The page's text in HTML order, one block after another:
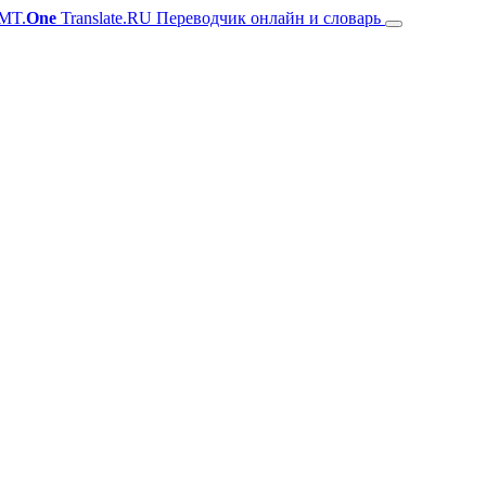
One Translate.RU Переводчик онлайн и словарь